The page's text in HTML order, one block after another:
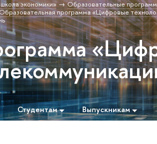
экономики» Образовательные
программа «Цифровые
Студентам Выпускникам